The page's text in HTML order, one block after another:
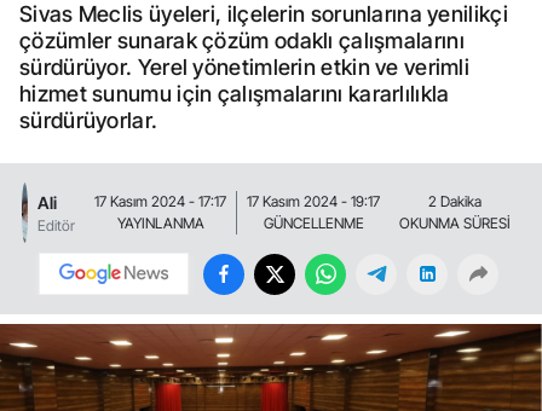
Sivas Meclis üyeleri, ilçelerin sorunlarına yenilikçi
çözümler sunarak çözüm odaklı çalışmalarını
sürdürüyor. Yerel yönetimlerin etkin ve verimli
hizmet sunumu için çalışmalarını kararlılıkla
sürdürüyorlar.
Ali
Editör
17 Kasım 2024 - 17:17
YAYINLANMA
17 Kasım 2024 - 19:17
GÜNCELLENME
2 Dakika
OKUNMA SÜRESİ